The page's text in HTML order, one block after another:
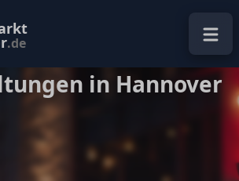
.de
in Hannover